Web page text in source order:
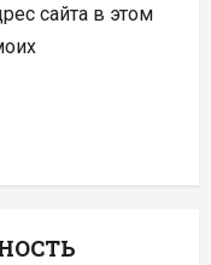
сайта в этом